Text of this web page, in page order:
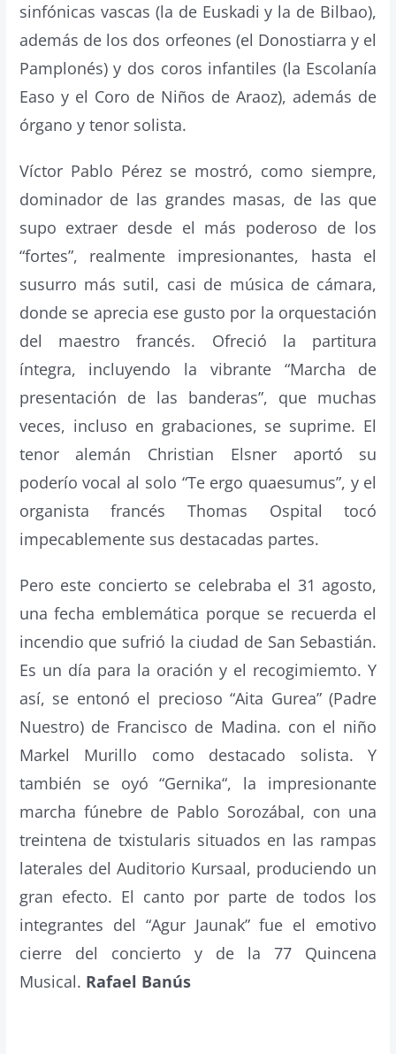
sinfónicas vascas (la de Euskadi y la de Bilbao),
además de los dos orfeones (el Donostiarra y el
Pamplonés) y dos coros infantiles (la Escolanía
Easo y el Coro de Niños de Araoz), además de
órgano y tenor solista.
Víctor Pablo Pérez se mostró, como siempre,
dominador de las grandes masas, de las que
supo extraer desde el más poderoso de los
“fortes”, realmente impresionantes, hasta el
susurro más sutil, casi de música de cámara,
donde se aprecia ese gusto por la orquestación
del maestro francés. Ofreció la partitura
íntegra, incluyendo la vibrante “Marcha de
presentación de las banderas”, que muchas
veces, incluso en grabaciones, se suprime. El
tenor alemán Christian Elsner aportó su
poderío vocal al solo “Te ergo quaesumus”, y el
organista francés Thomas Ospital tocó
impecablemente sus destacadas partes.
Pero este concierto se celebraba el 31 agosto,
una fecha emblemática porque se recuerda el
incendio que sufrió la ciudad de San Sebastián.
Es un día para la oración y el recogimiemto. Y
así, se entonó el precioso “Aita Gurea” (Padre
Nuestro)de Francisco de Madina. con el niño
Markel Murillo como destacado solista. Y
también se oyó “Gernika“, la impresionante
marcha fúnebre de Pablo Sorozábal, con una
treintena de txistularis situados en las rampas
laterales del Auditorio Kursaal, produciendo un
gran efecto. El canto por parte de todos los
integrantes del “Agur Jaunak”fue el emotivo
cierre del concierto y de la 77 Quincena
Musical. Rafael Banús